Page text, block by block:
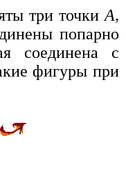
три точки A,
попарно
соединена с
фигуры при